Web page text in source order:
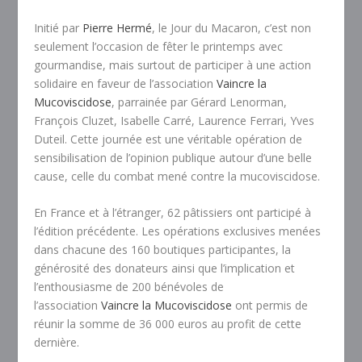
Initié par Pierre Hermé, le Jour du Macaron, c’est non
seulement l’occasion de fêter le printemps avec
gourmandise, mais surtout de participer à une action
solidaire en faveur de l’associationVaincre la
Mucoviscidose, parrainée par Gérard Lenorman,
François Cluzet, Isabelle Carré, Laurence Ferrari, Yves
Duteil. Cette journée est une véritable opération de
sensibilisation de l’opinion publique autour d’une belle
cause, celle du combat mené contre la mucoviscidose.
En France et à l’étranger, 62 pâtissiers ont participé à
l’édition précédente. Les opérations exclusives menées
dans chacune des 160 boutiques participantes, la
générosité des donateurs ainsi que l’implication et
l’enthousiasme de 200 bénévoles de
l’associationVaincre la Mucoviscidose ont permis de
réunir la somme de 36 000 euros au profit de cette
dernière.